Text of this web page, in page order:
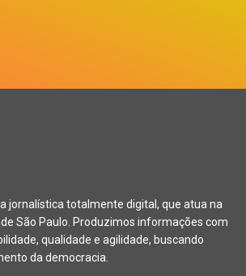
jornalística totalmente digital, que atua na
São Paulo. Produzimos informações com
qualidade e agilidade, buscando
da democracia.